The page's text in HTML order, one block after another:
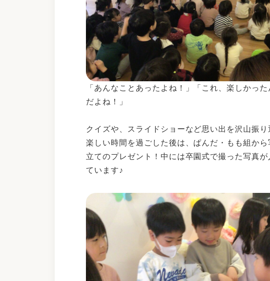
「あんなことあったよね！」「これ、楽しかった
だよね！」
クイズや、スライドショーなど思い出を沢山振り
楽しい時間を過ごした後は、ぱんだ・もも組から
立てのプレゼント！中には卒園式で撮った写真が
ています♪